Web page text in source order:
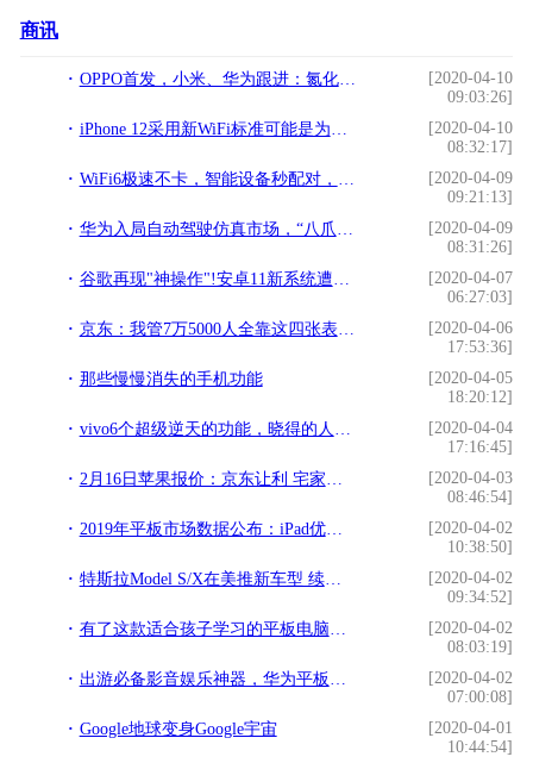
商讯
OPPO首发，小米、华为跟进：氮化镓技术成旗舰手机标配？
[2020-04-10
09:03:26]
iPhone 12采用新WiFi标准可能是为了与苹果智能眼镜兼容
[2020-04-10
08:32:17]
WiFi6极速不卡，智能设备秒配对，小米新款路由器：体验升级
[2020-04-09
09:21:13]
华为入局自动驾驶仿真市场，“八爪鱼”将涵盖5G 及 V2X等技术
[2020-04-09
08:31:26]
谷歌再现"神操作"!安卓11新系统遭曝光：将修改三大"原则行为"
[2020-04-07
06:27:03]
京东：我管7万5000人全靠这四张表格，最讨厌讲的是心灵鸡汤
[2020-04-06
17:53:36]
那些慢慢消失的手机功能
[2020-04-05
18:20:12]
vivo6个超级逆天的功能，晓得的人却很少，几千块的手机花的值
[2020-04-04
17:16:45]
2月16日苹果报价：京东让利 宅家购心仪的iPhone
[2020-04-03
08:46:54]
2019年平板市场数据公布：iPad优势明显
[2020-04-02
10:38:50]
特斯拉Model S/X在美推新车型 续航里程提升
[2020-04-02
09:34:52]
有了这款适合孩子学习的平板电脑，做作业也能母慈子孝
[2020-04-02
08:03:19]
出游必备影音娱乐神器，华为平板M6 10.8英寸双11热销
[2020-04-02
07:00:08]
Google地球变身Google宇宙
[2020-04-01
10:44:54]